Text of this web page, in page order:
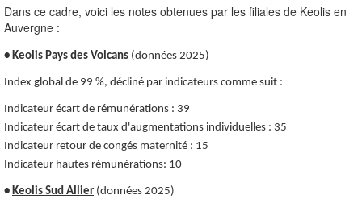
Dans ce cadre, voici les notes obtenues par les filiales de Keolis en
Auvergne :
• Keolis Pays des Volcans (données 2025)
Index global de 99 %, décliné par indicateurs comme suit :
Indicateur écart de rémunérations : 39
Indicateur écart de taux d'augmentations individuelles : 35
Indicateur retour de congés maternité : 15
Indicateur hautes rémunérations: 10
• Keolis Sud Allier (données 2025)